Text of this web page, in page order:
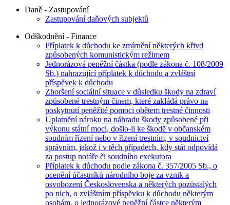
Daně - Zastupování
Zastupování daňových subjektů
Odškodnění - Finance
Příplatek k důchodu ke zmírnění některých křivd
způsobených komunistickým režimem
Jednorázová peněžní částka (podle zákona č. 108/2009
Sb.) nahrazující příplatek k důchodu a zvláštní
příspěvek k důchodu
Zhoršení sociální situace v důsledku škody na zdraví
způsobené trestným činem, které zakládá právo na
poskytnutí peněžité pomoci obětem trestné činnosti
Uplatnění nároku na náhradu škody způsobené při
výkonu státní moci, došlo-li ke škodě v občanském
soudním řízení nebo v řízení trestním, v soudnictví
správním, jakož i v těch případech, kdy stát odpovídá
za postup notáře či soudního exekutora
Příplatek k důchodu podle zákona č. 357/2005 Sb., o
ocenění účastníků národního boje za vznik a
osvobození Československa a některých pozůstalých
po nich, o zvláštním příspěvku k důchodu některým
osobám, o jednorázové peněžní částce některým